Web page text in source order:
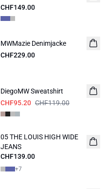
CHF149.00
MWMazie Denimjacke
CHF229.00
DiegoMW Sweatshirt
CHF95.20 CHF119.00
NEUHEITEN
05 THE LOUIS HIGH WIDE
JEANS
CHF139.00
+7